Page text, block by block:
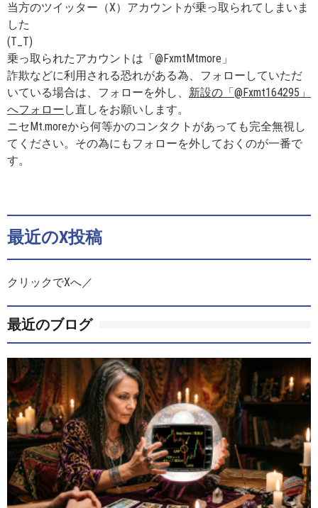
当方のツイッター（X）アカウントが乗っ取られてしまいま
した
(T_T)
乗っ取られたアカウントは「@FxmtMtmore」
詐欺などに利用される恐れがある為、フォローしていただ
いている場合は、フォローを外し、 新設の「@Fxmt164295」
へフォロー し直しをお願いします。
ニセMt.moreから何等かのコンタクトがあっても完全無視し
てください。その為にもフォローを外しておくのが一番で
す。
最近のX投稿
クリックでXへ／
最近のブログ